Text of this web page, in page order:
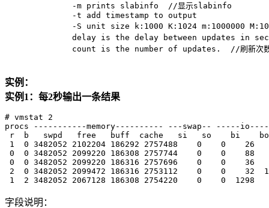
              -m prints slabinfo  //显示slabinfo
              -t add timestamp to output
-S unit size k:1000 K:1024 m:1000000
delay is the delay between updates in
实例：
实例1：每2秒输出一条结果
# vmstat 2
procs -----------memory---------- ---swap-- -----
r  b   swpd   free   buff  cache   si   so    bi
1  0 3482052 2102204 186292 2757488    0    0
0  0 3482052 2099220 186308 2757744    0    0    88
0  0 3482052 2099220 186316 2757696    0    0    36
2  0 3482052 2099472 186316 2753112    0    0    32
字段说明：